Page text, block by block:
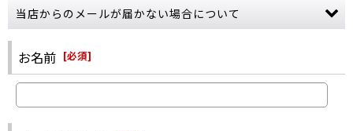
さい。
売切れにつきカートボタンが押せない商品につきましては、誠に申
し訳ございませんが、商品入荷まで今しばらくお待ちください。
ございます。
ゲームズワークショップの公式サイトをご参照いただき、商品名・
金額などの詳しい情報をお教えください。
お取り寄せはメーカーの在庫状況次第となるため、お問い合わせを
いただいても、正確な商品入荷日はお答えできない場合がございま
す。
また、メーカーにて生産が終了した商品のお取り寄せは出来ませ
当店からのメールが届かない場合について
ご購入やお問い合わせから数日経っても当店からの連絡が無い場
合、受信拒否やフィルターなどの設定により、当店からのメールが
届いていない可能性がございます。
・迷惑メールフォルダに入っていないか
・指定以外受信拒否やパソコンメール拒否などの設定をしていない
か
お名前 [必須]